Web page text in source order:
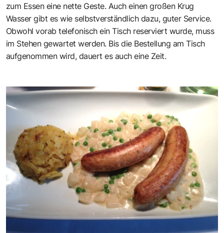
zum Essen eine nette Geste. Auch einen großen Krug
Wasser gibt es wie selbstverständlich dazu, guter Service.
Obwohl vorab telefonisch ein Tisch reserviert wurde, muss
im Stehen gewartet werden. Bis die Bestellung am Tisch
aufgenommen wird, dauert es auch eine Zeit.